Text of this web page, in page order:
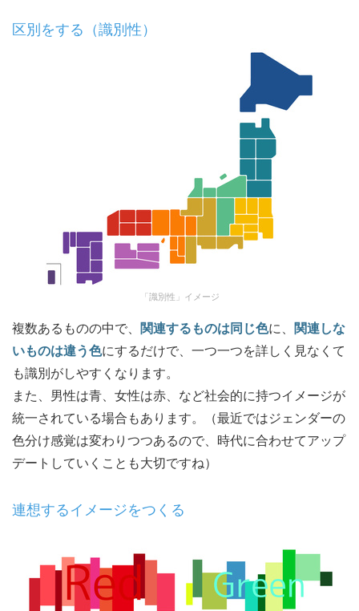
区別をする（識別性）
「識別性」イメージ
複数あるものの中で、 関連するものは同じ色に、
関連しな
いものは違う色にするだけで、一つ一つを詳しく見なくて
も識別がしやすくなります。
また、男性は青、女性は赤、など社会的に持つイメージが
統一されている場合もあります。（最近ではジェンダーの
色分け感覚は変わりつつあるので、時代に合わせてアップ
デートしていくことも大切ですね）
連想するイメージをつくる